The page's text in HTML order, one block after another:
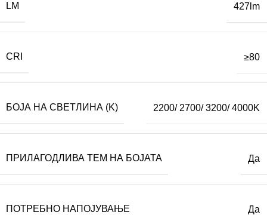
LM 427lm
CRI ≥80
БОЈА НА СВЕТЛИНА (K) 2200/ 2700/ 3200/ 4000K
ПРИЛАГОДЛИВА ТЕМ НА БОЈАТА Да
ПОТРЕБНО НАПОЈУВАЊЕ Да